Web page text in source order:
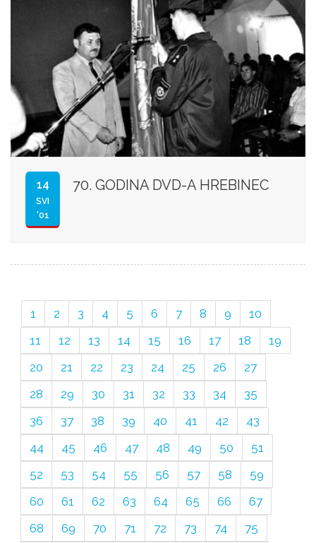
14
SVI
'01
70. GODINA DVD-A HREBINEC
1 2 3 4 5 6 7 8 9
10
11
12 13 14 15 16 17 18
19
20
21 22 23 24 25 26
27
28
29 30 31 32 33 34
35
36
37 38 39 40 41 42
43
44
45 46 47 48 49 50
51
52
53 54 55 56 57 58
59
60
61 62 63 64 65 66
67
68
69 70 71 72 73 74
75